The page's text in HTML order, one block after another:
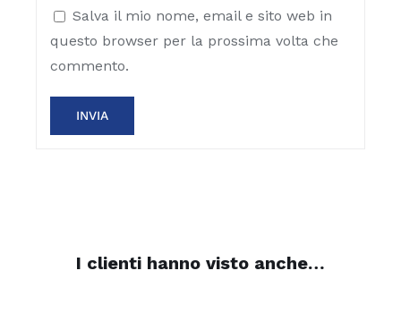
Salva il mio nome, email e sito web in
questo browser per la prossima volta che
commento.
I clienti hanno visto anche…